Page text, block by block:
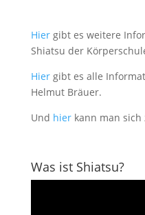
Hiergibt es weitere
Shiatsu der
Hiergibt es alle
Helmut Bräuer.
Und hierkann man sich
Was ist Shiatsu?